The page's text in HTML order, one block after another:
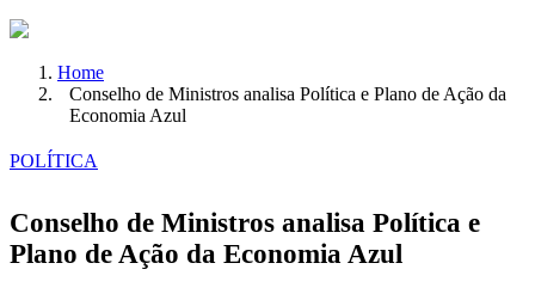
Home
Conselho de Ministros analisa Política e Plano de Ação da
Economia Azul
POLÍTICA
Conselho de Ministros analisa Política e
Plano de Ação da Economia Azul